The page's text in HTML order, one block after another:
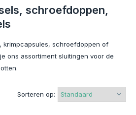
schroefdoppen,
krimpcapsules, schroefdoppen of
ons assortiment sluitingen voor de
Sorteren op: